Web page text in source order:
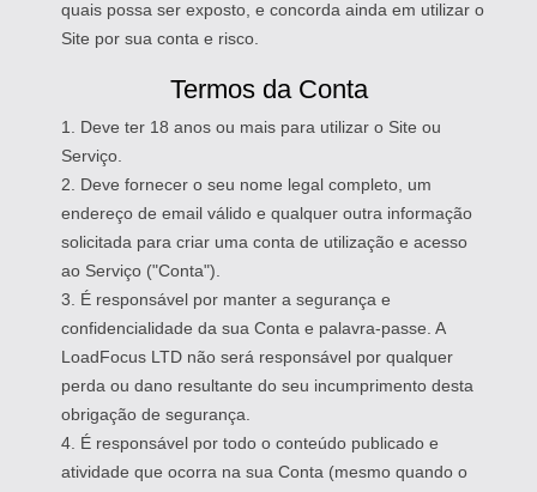
quais possa ser exposto, e concorda ainda em utilizar o
Site por sua conta e risco.
Termos da Conta
1. Deve ter 18 anos ou mais para utilizar o Site ou
Serviço.
2. Deve fornecer o seu nome legal completo, um
endereço de email válido e qualquer outra informação
solicitada para criar uma conta de utilização e acesso
ao Serviço ("Conta").
3. É responsável por manter a segurança e
confidencialidade da sua Conta e palavra-passe. A
LoadFocus LTD não será responsável por qualquer
perda ou dano resultante do seu incumprimento desta
obrigação de segurança.
4. É responsável por todo o conteúdo publicado e
atividade que ocorra na sua Conta (mesmo quando o